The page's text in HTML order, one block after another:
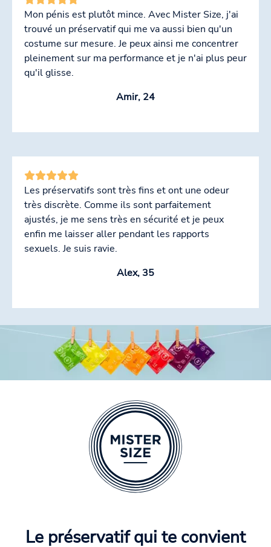
Mon pénis est plutôt mince. Avec Mister Size, j'ai
trouvé un préservatif qui me va aussi bien qu'un
costume sur mesure. Je peux ainsi me concentrer
pleinement sur ma performance et je n'ai plus peur
qu'il glisse.
Amir, 24
Les préservatifs sont très fins et ont une odeur
très discrète. Comme ils sont parfaitement
ajustés, je me sens très en sécurité et je peux
enfin me laisser aller pendant les rapports
sexuels. Je suis ravie.
Alex, 35
Le préservatif qui te convient